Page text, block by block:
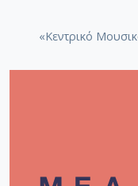
«Κεντρικό